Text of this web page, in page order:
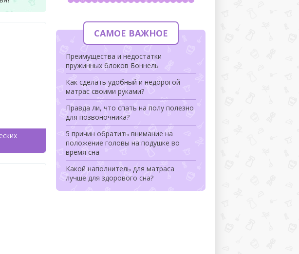
САМОЕ ВАЖНОЕ
Преимущества и недостатки
пружинных блоков Боннель
Как сделать удобный и недорогой
матрас своими руками?
Правда ли, что спать на полу полезно
для позвоночника?
5 причин обратить внимание на
положение головы на подушке во
время сна
Какой наполнитель для матраса
лучше для здорового сна?